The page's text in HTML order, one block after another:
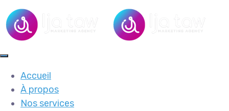
Accueil
À propos
Nos services